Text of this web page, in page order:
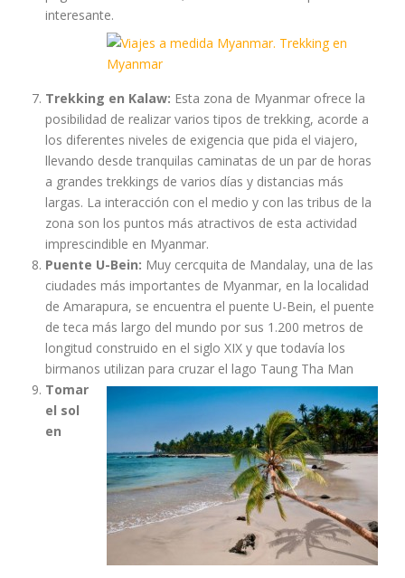
interesante.
Trekking en Kalaw: Esta zona de Myanmar ofrece la
posibilidad de realizar varios tipos de trekking, acorde a
los diferentes niveles de exigencia que pida el viajero,
llevando desde tranquilas caminatas de un par de horas
a grandes trekkings de varios días y distancias más
largas. La interacción con el medio y con las tribus de la
zona son los puntos más atractivos de esta actividad
imprescindible en Myanmar.
Puente U-Bein: Muy cercquita de Mandalay, una de las
ciudades más importantes de Myanmar, en la localidad
de Amarapura, se encuentra el puente U-Bein, el puente
de teca más largo del mundo por sus 1.200 metros de
longitud construido en el siglo XIX y que todavía los
birmanos utilizan para cruzar el lago Taung Tha Man
Tomar
el sol
en